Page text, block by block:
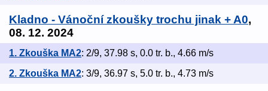
Kladno - Vánoční zkoušky trochu jinak + A0,
08. 12. 2024
1. Zkouška MA2: 2/9, 37.98 s, 0.0 tr. b., 4.66 m/s
2. Zkouška MA2: 3/9, 36.97 s, 5.0 tr. b., 4.73 m/s